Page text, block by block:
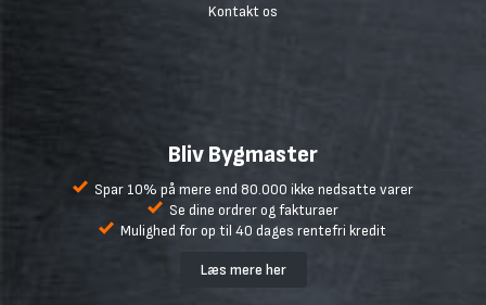
Kontakt os
Bliv Bygmaster
Spar 10% på mere end 80.000 ikke nedsatte varer
Se dine ordrer og fakturaer
Mulighed for op til 40 dages rentefri kredit
Læs mere her